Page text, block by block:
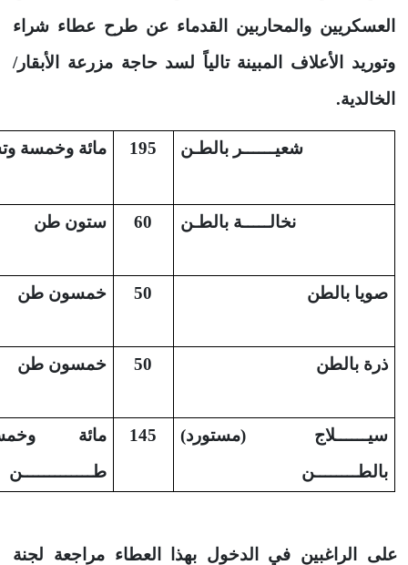
العسكريين والمحاربين القدماء عن طرح عطاء شراء
وتوريد الأعلاف المبينة تالياً لسد حاجة مزرعة الأبقار/
الخالدية.
شعيــــــر بالطـن 195 مائة وخمسة
نخالـــــة بالطـن 60 ستون طن
صويا بالطن 50 خمسون طن
ذرة بالطن 50 خمسون طن
سيــــــلاج (مستورد)
بالطــــــــن
145
مائة
طـــــــــــــن
على الراغبين في الدخول بهذا العطاء مراجعة لجنة